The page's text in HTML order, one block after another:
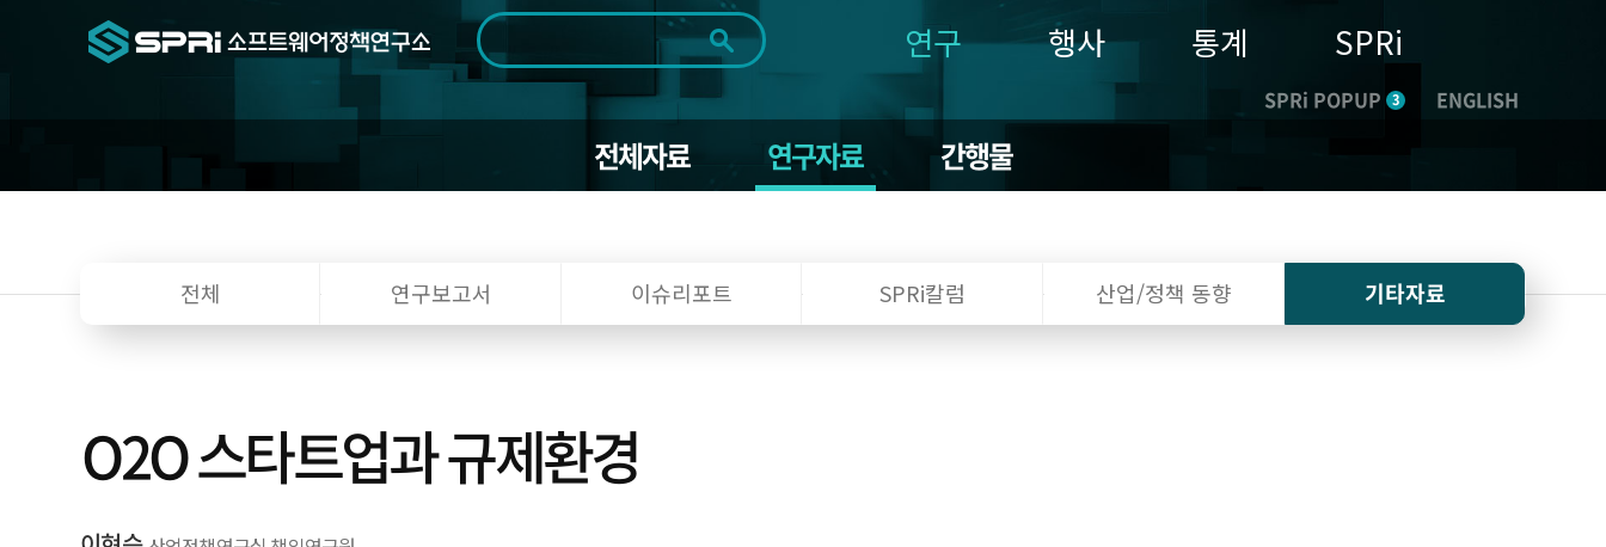
검색범위 전체
기간 전체 1일 1주 1개월 3개월 1년
~
연구 행사 통계 SPRi
SPRi POPUP 3 ENGLISH
전체자료 연구자료 간행물
전체 연구보고서 이슈리포트 SPRi칼럼 산업/정책 동향 기타자료
O2O 스타트업과 규제환경